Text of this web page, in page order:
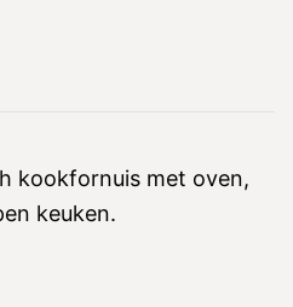
kookfornuis met oven,
keuken.